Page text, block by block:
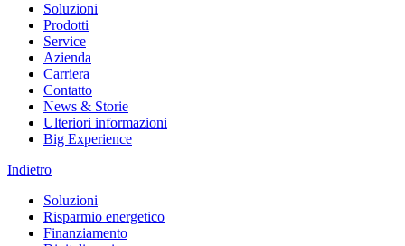
Soluzioni
Prodotti
Service
Azienda
Carriera
Contatto
News & Storie
Ulteriori informazioni
Big Experience
Indietro
Soluzioni
Risparmio energetico
Finanziamento